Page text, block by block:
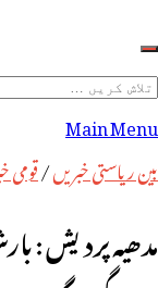
تلاش
کریں
برائے:
Main Menu
بین ریاستی خبریں/قومی
مدھیہ پردیش :